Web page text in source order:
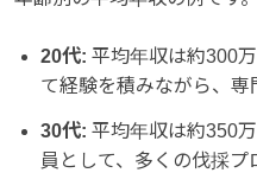
20代: 平均年収は約300
て経験を積みながら、専
30代: 平均年収は約350
員として、多くの伐採